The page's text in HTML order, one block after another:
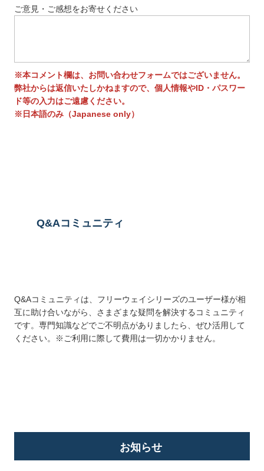
ご意見・ご感想をお寄せください
※本コメント欄は、お問い合わせフォームではございません。
弊社からは返信いたしかねますので、個人情報やID・パスワー
ド等の入力はご遠慮ください。
※日本語のみ（Japanese only）
Q&Aコミュニティ
Q&Aコミュニティは、フリーウェイシリーズのユーザー様が相
互に助け合いながら、さまざまな疑問を解決するコミュニティ
です。専門知識などでご不明点がありましたら、ぜひ活用して
ください。※ご利用に際して費用は一切かかりません。
お知らせ